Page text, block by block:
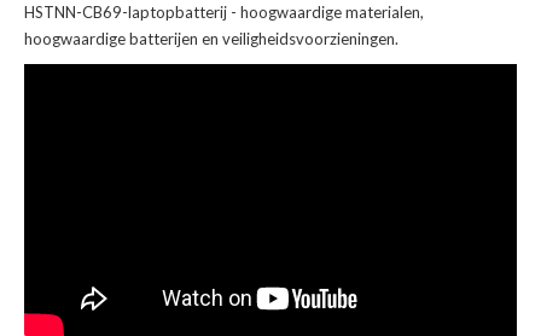
HSTNN-CB69-laptopbatterij - hoogwaardige materialen,
hoogwaardige batterijen en veiligheidsvoorzieningen.